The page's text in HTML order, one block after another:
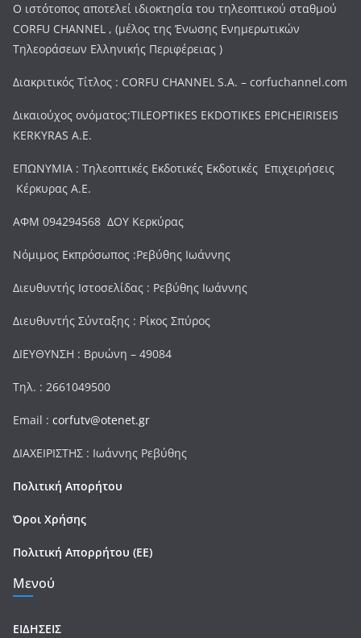
Ο ιστότοπος αποτελεί ιδιοκτησία του τηλεοπτικού σταθμού
CORFU CHANNEL , (μέλος της Ένωσης Ενημερωτικών
Τηλεοράσεων Ελληνικής Περιφέρειας )
Διακριτικός Τίτλος : CORFU CHANNEL S.A. – corfuchannel.com
Δικαιούχος ονόματος:TILEOPTIKES EKDOTIKES EPICHEIRISEIS
KERKYRAS A.E.
ΕΠΩΝΥΜΙΑ : Τηλεοπτικές Εκδοτικές Εκδοτικές Επιχειρήσεις
Κέρκυρας Α.Ε.
ΑΦΜ 094294568 ΔΟΥ Κερκύρας
Νόμιμος Εκπρόσωπος :Ρεβύθης Ιωάννης
Διευθυντής Ιστοσελίδας : Ρεβύθης Ιωάννης
Διευθυντής Σύνταξης : Ρίκος Σπύρος
ΔΙΕΥΘΥΝΣΗ : Βρυώνη – 49084
Τηλ. : 2661049500
Email : corfutv@otenet.gr
ΔΙΑΧΕΙΡΙΣΤΗΣ : Ιωάννης Ρεβύθης
Πολιτική Απορήτου
Όροι Χρήσης
Πολιτική Απορρήτου (ΕΕ)
Μενού
ΕΙΔΗΣΕΙΣ